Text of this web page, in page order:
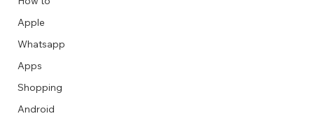
Describe your image here
Describe your image here
Describe your image here
Describe your image here
Describe your image here
Describe your image here
Describe your image here
Describe your video here
Describe your image here
Describe your image here
Describe your image here
Describe your video here
Apple
Whatsapp
Apps
Shopping
Android